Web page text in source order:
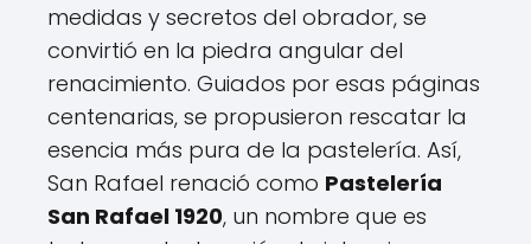
medidas y secretos del obrador, se
convirtió en la piedra angular del
renacimiento. Guiados por esas páginas
centenarias, se propusieron rescatar la
esencia más pura de la pastelería. Así,
San Rafael renació como Pastelería
San Rafael 1920, un nombre que es